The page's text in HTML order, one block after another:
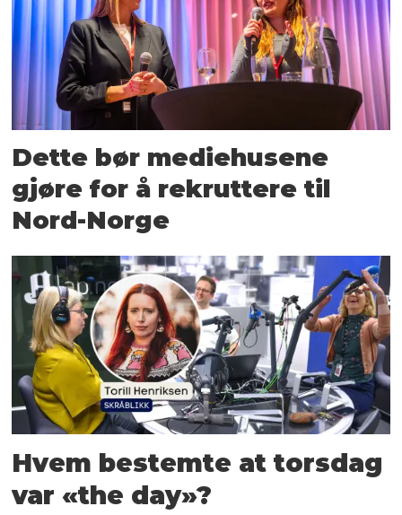
Dette bør mediehusene
gjøre for å rekruttere til
Nord-Norge
Hvem bestemte at torsdag
var «the day»?